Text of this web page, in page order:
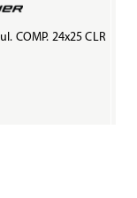
COMP. 24x25 CLR